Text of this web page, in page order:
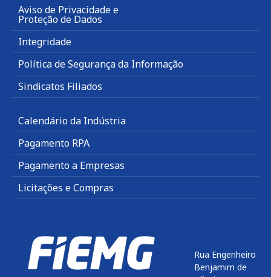
Aviso de Privacidade e
Proteção de Dados
Integridade
Política de Segurança da Informação
Sindicatos Filiados
Calendário da Indústria
Pagamento RPA
Pagamento a Empresas
Licitações e Compras
Rua Engenheiro
Benjamim de